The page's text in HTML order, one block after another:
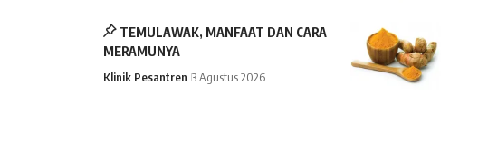
TEMULAWAK, MANFAAT DAN CARA
MERAMUNYA
Klinik Pesantren 3 Agustus 2026